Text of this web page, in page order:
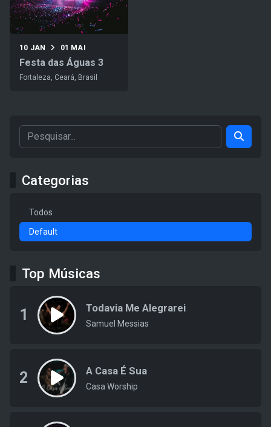
10 JAN 01 MAI
Festa das Águas 3
Fortaleza, Ceará, Brasil
Categorias
Todos
Default
Top Músicas
1 Todavia Me Alegrarei
Samuel Messias
2 A Casa É Sua
Casa Worship